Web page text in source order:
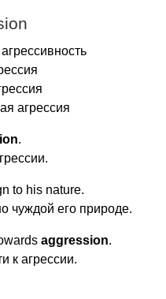
агрессия
.
to his nature.
чуждой его природе.
aggression.
к агрессии.